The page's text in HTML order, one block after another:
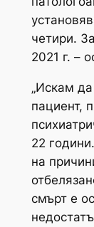
четири.
2021 г.
„Искам
пациент,
22
на
смърт е